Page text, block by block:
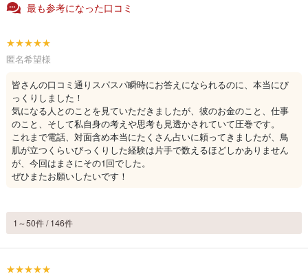
最も参考になった口コミ
★★★★★
匿名希望様
皆さんの口コミ通りスパスパ瞬時にお答えになられるのに、本当にび
っくりしました！
気になる人とのことを見ていただきましたが、彼のお金のこと、仕事
のこと、そして私自身の考えや思考も見透かされていて圧巻です。
これまで電話、対面含め本当にたくさん占いに頼ってきましたが、鳥
肌が立つくらいびっくりした経験は片手で数えるほどしかありません
が、今回はまさにその1回でした。
ぜひまたお願いしたいです！
1～50件 / 146件
★★★★★